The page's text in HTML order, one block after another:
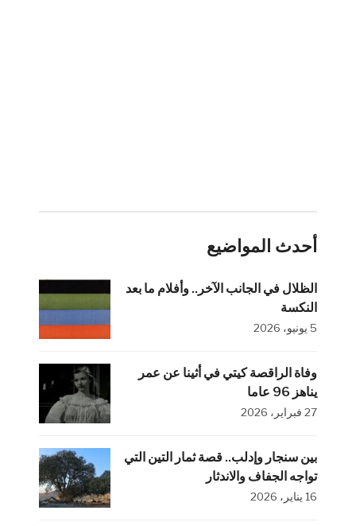
أحدث المواضيع
الظلال في الجانب الآخر.. وأفلام ما بعد
النكسة
5 يونيو، 2026
وفاة الراقصة كيتي في أثينا عن عمر
يناهز 96 عاما
27 فبراير، 2026
بين سنجار وإدلب.. قصة ثمار التين التي
تواجه الجفاف والاندثار
16 يناير، 2026